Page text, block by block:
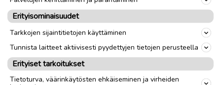
latautuuko sivusto nopeasti puhelimella– ja
juuri puhelimella matkailija etsii. Sisällön on
vastattava niihin kysymyksiin, joita vieras
oikeasti hakee.
Näiden päälle rakennetaan paikallinen
hakukonenäkyvyys, joka tuo juuri oman alueen
Erityisominaisuudet
Tarkkojen sijaintitietojen käyttäminen
Tunnista laitteet aktiivisesti pyydettyjen tietojen perusteella
Erityiset tarkoitukset
Tietoturva, väärinkäytösten ehkäiseminen ja virheiden